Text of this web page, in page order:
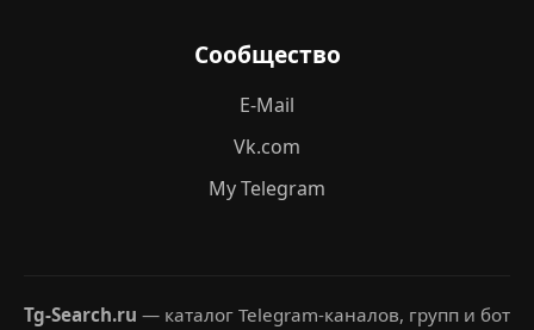
Сообщество
E-Mail
Vk.com
My Telegram
Tg-Search.ru — каталог Telegram-каналов, групп и бот